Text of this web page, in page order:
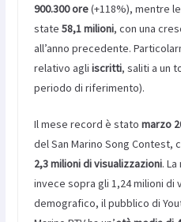
900.300 ore(+118%), mentre le
state 58,1 milioni, con una
all’anno precedente.
relativo agli iscritti, saliti a un
periodo di riferimento).
Il mese record è stato marzo
del San Marino Song Contest,
2,3 milioni di visualizzazioni.
invece sopra gli 1,24 milioni di
demografico, il pubblico di